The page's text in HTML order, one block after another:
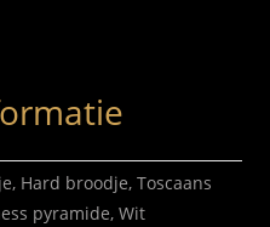
Hard broodje, Toscaans
pyramide, Wit